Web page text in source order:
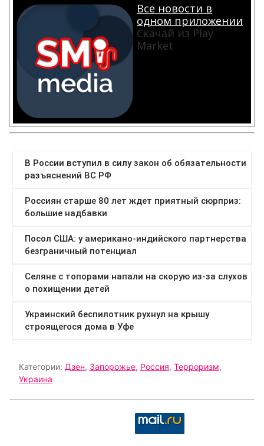
Все новости в
одном приложении
Скачай из Play
Market
Категории: Дзен, Запорожье, Россия, Терроризм,
Украина